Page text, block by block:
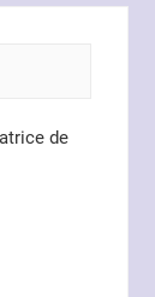
de